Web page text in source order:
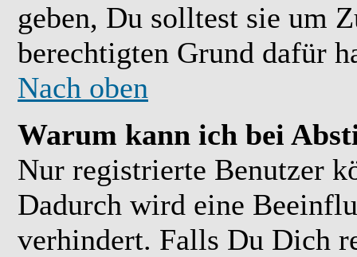
geben, Du solltest sie um
berechtigten Grund dafür
Nach oben
Warum kann ich bei
Nur registrierte Benutzer
Dadurch wird eine
verhindert. Falls Du Dich